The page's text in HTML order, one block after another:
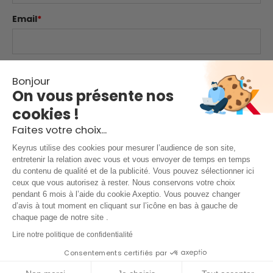
l'utilisation d'un antivirus à jour sur tous les postes
sous-traitants respectent ces mêmes exigences
sécurité.
Email*
Comment*
Mentions légales & conditions d'utilisation
Politique de confidentialité|Protection des données
Bonjour
On vous présente nos
cookies !
Faites votre choix...
Keyrus utilise des cookies pour mesurer l’audience de son site,
entretenir la relation avec vous et vous envoyer de temps en temps
du contenu de qualité et de la publicité. Vous pouvez sélectionner ici
ceux que vous autorisez à rester. Nous conservons votre choix
pendant 6 mois à l’aide du cookie Axeptio. Vous pouvez changer
d’avis à tout moment en cliquant sur l’icône en bas à gauche de
chaque page de notre site .
Lire notre politique de confidentialité
Consentements certifiés par